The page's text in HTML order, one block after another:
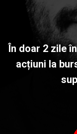
În doar 2 zile
acțiuni la